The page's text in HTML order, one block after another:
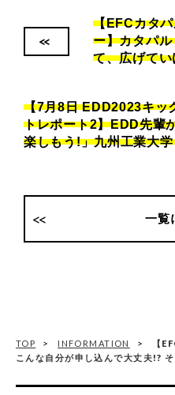
<<
【EFCカタ
ー】カタパ
て、広げて
【7月8日 EDD2023キッ
トレポート2】EDD先輩
楽しもう!」九州工業大
一覧
TOP INFORMATION
【
こんな自分が申し込んで大丈夫!?